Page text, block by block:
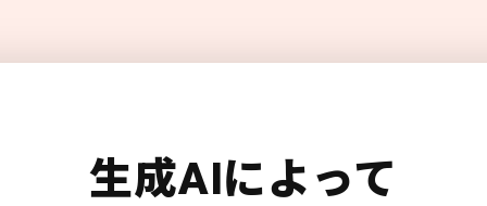
生成AIによって